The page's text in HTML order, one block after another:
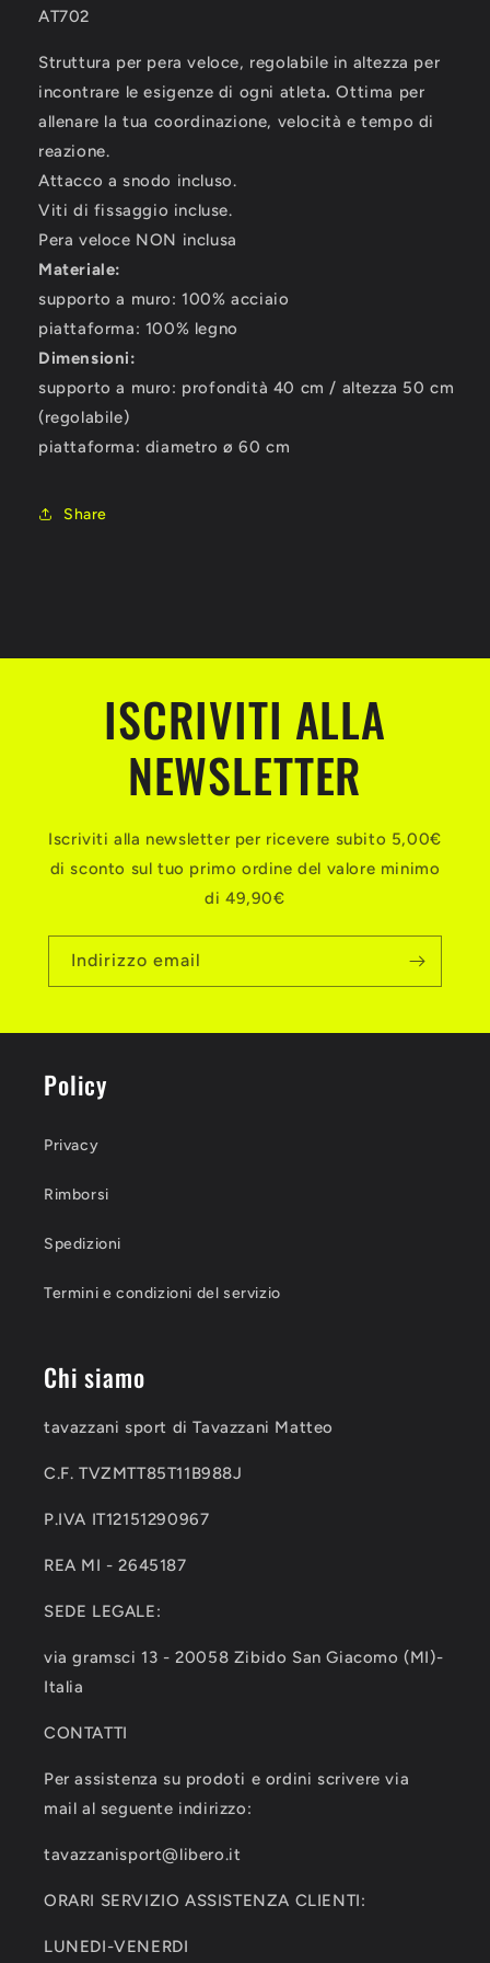
AT702
Struttura per pera veloce, regolabile in altezza per
incontrare le esigenze di ogni atleta.Ottima per
allenare la tua coordinazione, velocità e tempo di
reazione.
Attacco a snodo incluso.
Viti di fissaggio incluse.
Pera veloce NON inclusa
Materiale:
supporto a muro: 100% acciaio
piattaforma: 100% legno
Dimensioni:
supporto a muro: profondità 40 cm / altezza 50 cm
(regolabile)
piattaforma: diametro ø 60 cm
Share
ISCRIVITI ALLA
NEWSLETTER
Iscriviti alla newsletter per ricevere subito 5,00€
di sconto sul tuo primo ordine del valore minimo
di 49,90€
Indirizzo email
Policy
Privacy
Rimborsi
Spedizioni
Termini e condizioni del servizio
Chi siamo
tavazzani sport di Tavazzani Matteo
C.F. TVZMTT85T11B988J
P.IVA IT12151290967
REA MI - 2645187
SEDE LEGALE:
via gramsci 13 - 20058 Zibido San Giacomo (MI)-
Italia
CONTATTI
Per assistenza su prodoti e ordini scrivere via
mail al seguente indirizzo:
tavazzanisport@libero.it
ORARI SERVIZIO ASSISTENZA CLIENTI:
LUNEDI-VENERDI